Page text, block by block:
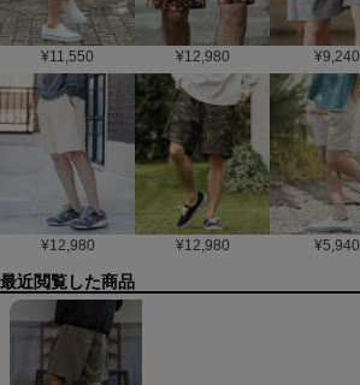
¥11,550 ¥12,980 ¥9,240
¥12,980 ¥12,980 ¥5,940
最近閲覧した商品